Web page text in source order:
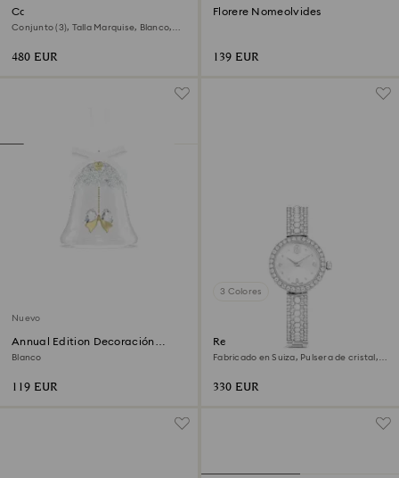
Conjunto Mesmera
Conjunto (3), Talla Marquise, Blanco,
480 EUR
Florere Nomeolvides
139 EUR
Nuevo
Annual Edition Decoración
Campana 2026
Blanco
119 EUR
3 Colores
Reloj Matrix pearl bangle
Fabricado en Suiza, Pulsera de cristal,
330 EUR